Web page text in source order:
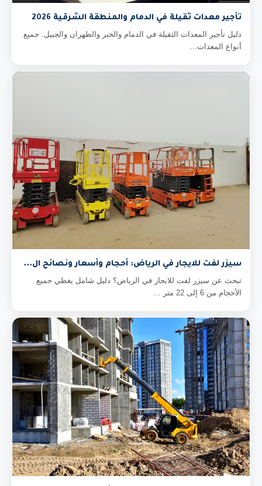
تأجير معدات ثقيلة في الدمام والمنطقة الشرقية 2026
دليل تأجير المعدات الثقيلة في الدمام والخبر والظهران والجبيل. جميع
أنواع المعدات...
سيزر لفت للايجار في الرياض: أحجام وأسعار ونصائح ال...
تبحث عن سيزر لفت للايجار في الرياض؟ دليل شامل يغطي جميع
الأحجام من 6 إلى 22 متر ...